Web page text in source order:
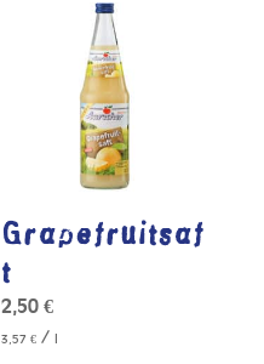
Grapefruitsaf
t
2,50€
3,57€ /